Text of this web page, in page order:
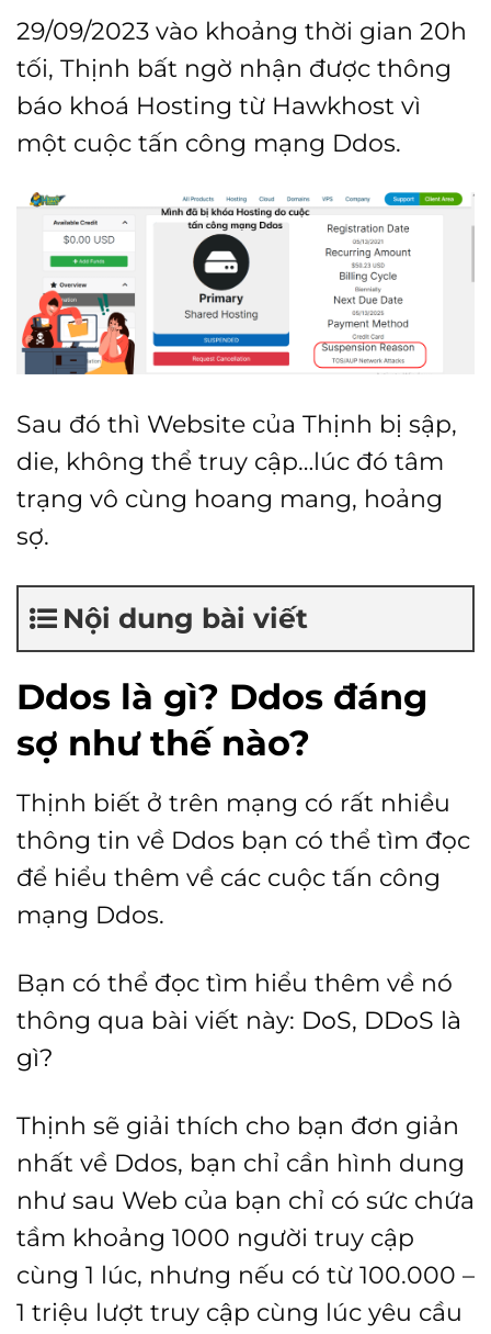
29/09/2023 vào khoảng thời gian 20h
tối, Thịnh bất ngờ nhận được thông
báo khoá Hosting từ Hawkhost vì
một cuộc tấn công mạng Ddos.
Sau đó thì Website của Thịnh bị sập,
die, không thể truy cập…lúc đó tâm
trạng vô cùng hoang mang, hoảng
sợ.
Nội dung bài viết
Ddos là gì? Ddos đáng
sợ như thế nào?
Thịnh biết ở trên mạng có rất nhiều
thông tin về Ddos bạn có thể tìm đọc
để hiểu thêm về các cuộc tấn công
mạng Ddos.
Bạn có thể đọc tìm hiểu thêm về nó
thông qua bài viết này: DoS, DDoS là
gì?
Thịnh sẽ giải thích cho bạn đơn giản
nhất về Ddos, bạn chỉ cần hình dung
như sau Web của bạn chỉ có sức chứa
tầm khoảng 1000 người truy cập
cùng 1 lúc, nhưng nếu có từ 100.000 –
1 triệu lượt truy cập cùng lúc yêu cầu